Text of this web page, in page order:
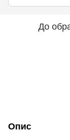
До
Опис